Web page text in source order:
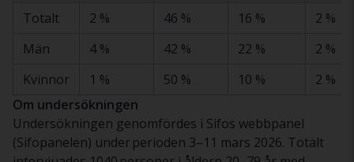
Totalt
2 % 46 % 16 %
2 %
Män
4 % 42 % 22 %
2 %
Kvinnor
1 % 50 % 10 %
2 %
Om undersökningen
Undersökningen genomfördes i Sifos webbpanel
(Sifopanelen) under perioden 3–11 mars 2026. Totalt